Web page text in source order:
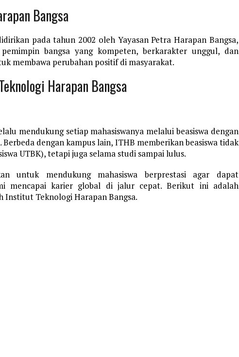
Bangsa
pada tahun 2002 oleh Yayasan Petra Harapan Bangsa,
bangsa yang kompeten, berkarakter unggul, dan
membawa perubahan positif di masyarakat.
Harapan Bangsa
mendukung setiap mahasiswanya melalui beasiswa dengan
dengan kampus lain, ITHB memberikan beasiswa tidak
UTBK), tetapi juga selama studi sampai lulus.
untuk mendukung mahasiswa berprestasi agar dapat
mencapai karier global di jalur cepat. Berikut ini adalah
Institut Teknologi Harapan Bangsa.